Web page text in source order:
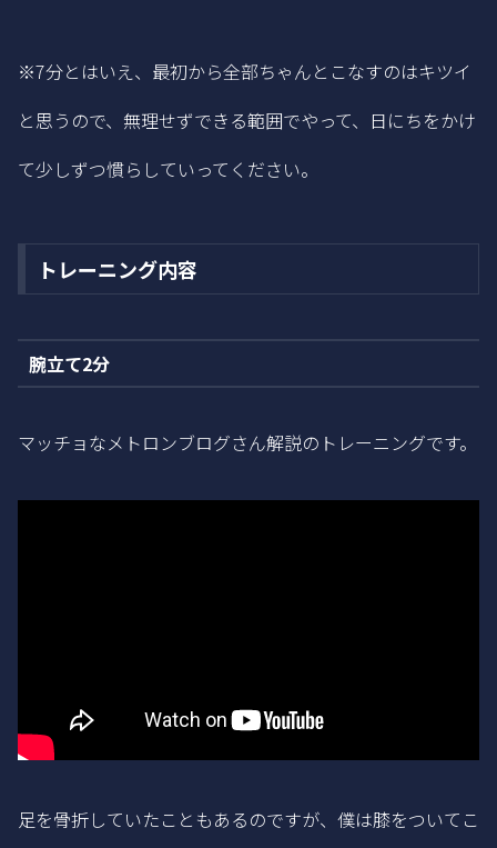
※7分とはいえ、最初から全部ちゃんとこなすのはキツイ
と思うので、無理せずできる範囲でやって、日にちをかけ
て少しずつ慣らしていってください。
トレーニング内容
腕立て2分
マッチョなメトロンブログさん解説のトレーニングです。
足を骨折していたこともあるのですが、僕は膝をついてこ